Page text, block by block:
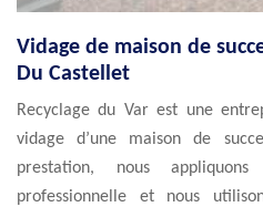
Vidage de maison de
Du Castellet
Recyclage du Var est une
vidage d’une maison de
prestation, nous
professionnelle et nous